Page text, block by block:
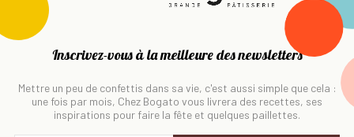
Inscrivez-vous à la meilleure des newsletters
Mettre un peu de confettis dans sa vie, c'est aussi simple que cela :
une fois par mois, Chez Bogato vous livrera des recettes, ses
inspirations pour faire la fête et quelques paillettes.